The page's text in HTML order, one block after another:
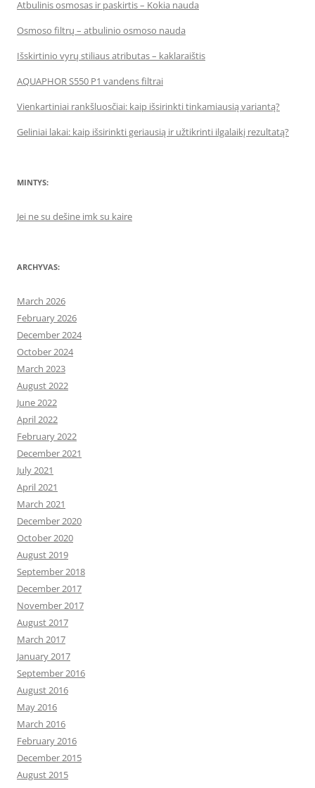
Atbulinis osmosas ir paskirtis – Kokia nauda
Osmoso filtrų – atbulinio osmoso nauda
Išskirtinio vyrų stiliaus atributas – kaklaraištis
AQUAPHOR S550 P1 vandens filtrai
Vienkartiniai rankšluosčiai: kaip išsirinkti tinkamiausią variantą?
Geliniai lakai: kaip išsirinkti geriausią ir užtikrinti ilgalaikį rezultatą?
MINTYS:
Jei ne su dešine imk su kaire
ARCHYVAS:
March 2026
February 2026
December 2024
October 2024
March 2023
August 2022
June 2022
April 2022
February 2022
December 2021
July 2021
April 2021
March 2021
December 2020
October 2020
August 2019
September 2018
December 2017
November 2017
August 2017
March 2017
January 2017
September 2016
August 2016
May 2016
March 2016
February 2016
December 2015
August 2015